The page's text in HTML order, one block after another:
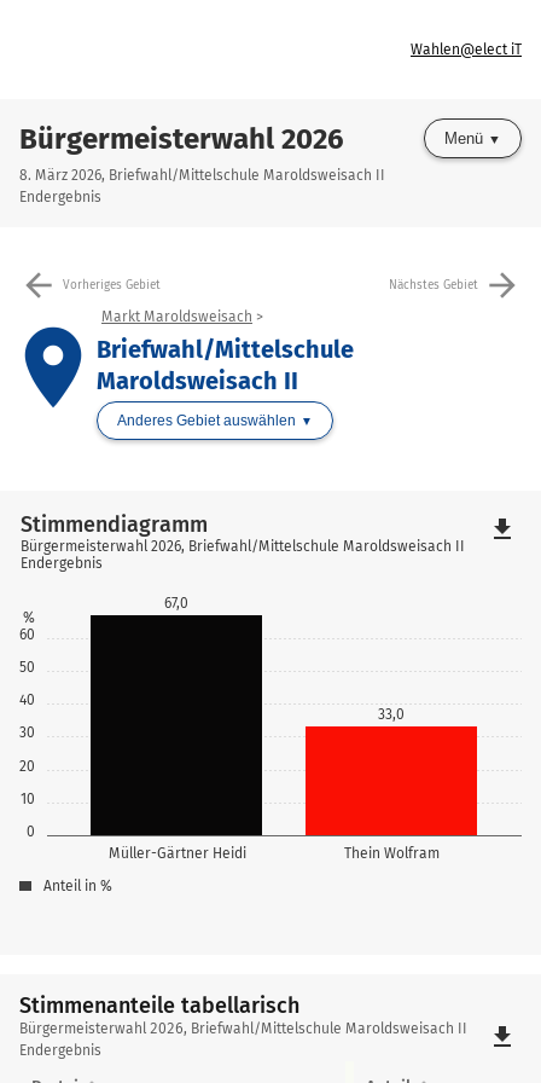
Wahlen@elect iT
Bürgermeisterwahl 2026
8. März 2026, Briefwahl/Mittelschule Maroldsweisach II
Endergebnis
Menü
arrow_back Vorheriges Gebiet Nächstes Gebiet arrow_forward
place
Markt Maroldsweisach
Briefwahl/Mittelschule
Maroldsweisach II
Anderes Gebiet auswählen
0
10
20
30
40
50
60
%
Müller-Gärtner Heidi Thein Wolfram
67,0
33,0
Stimmendiagramm
Bürgermeisterwahl 2026, Briefwahl/Mittelschule Maroldsweisach II
Endergebnis
Anteil in %
file_download
Stimmenanteile tabellarisch
Stimmenanteile
tabellarisch
Bürgermeisterwahl 2026, Briefwahl/Mittelschule Maroldsweisach II
Endergebnis
file_download